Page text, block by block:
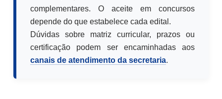
complementares. O aceite em concursos
depende do que estabelece cada edital.
Dúvidas sobre matriz curricular, prazos ou
certificação podem ser encaminhadas aos
canais de atendimento da secretaria.